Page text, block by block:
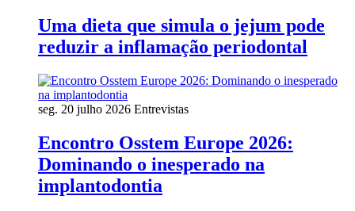
Uma dieta que simula o jejum pode
reduzir a inflamação periodontal
seg. 20 julho 2026 Entrevistas
Encontro Osstem Europe 2026:
Dominando o inesperado na
implantodontia